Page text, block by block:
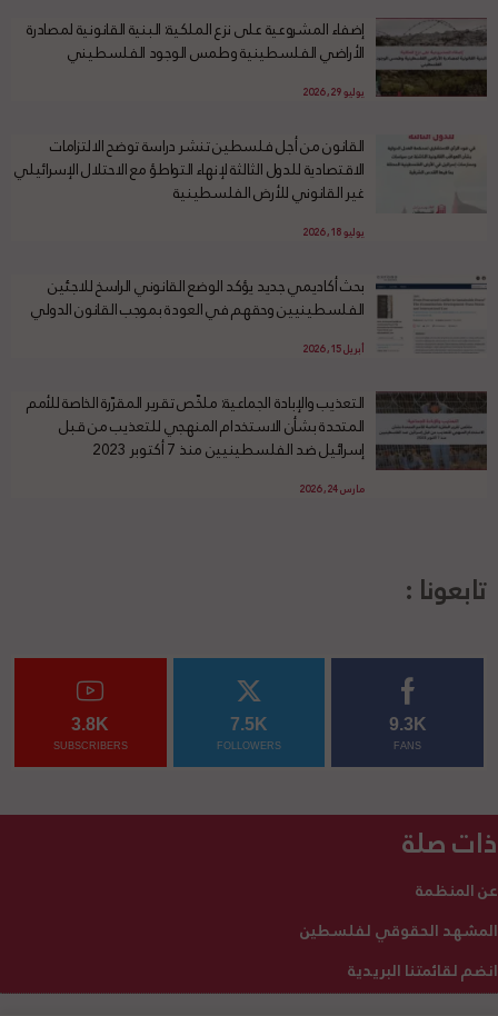
إضفاء المشروعية على نزع الملكية: البنية القانونية لمصادرة
الأراضي الفلسطينية وطمس الوجود الفلسطيني
يوليو 29, 2026
القانون من أجل فلسطين تنشر دراسة توضح الالتزامات
الاقتصادية للدول الثالثة لإنهاء التواطؤ مع الاحتلال الإسرائيلي
غير القانوني للأرض الفلسطينية
يوليو 18, 2026
بحث أكاديمي جديد يؤكد الوضع القانوني الراسخ للاجئين
الفلسطينيين وحقهم في العودة بموجب القانون الدولي
أبريل 15, 2026
التعذيب والإبادة الجماعية: ملخّص تقرير المقرّرة الخاصة للأمم
المتحدة بشأن الاستخدام المنهجي للتعذيب من قبل
إسرائيل ضد الفلسطينيين منذ 7 أكتوبر 2023
مارس 24, 2026
تابعونا :
9.3K
FANS
7.5K
FOLLOWERS
3.8K
SUBSCRIBERS
ذات صلة
عن المنظمة
المشهد الحقوقي لفلسطين
انضم لقائمتنا البريدية